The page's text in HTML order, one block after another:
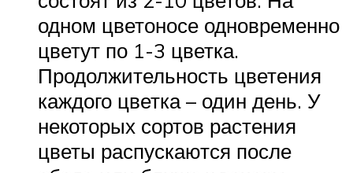
одном цветоносе одновременно
цветут по 1-3 цветка.
Продолжительность цветения
каждого цветка – один день. У
некоторых сортов растения
цветы распускаются после